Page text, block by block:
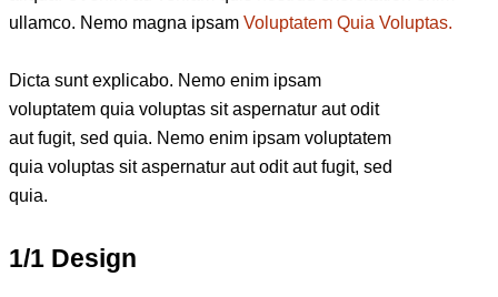
ullamco. Nemo magna ipsam Voluptatem Quia Voluptas.
Dicta sunt explicabo. Nemo enim ipsam
voluptatem quia voluptas sit aspernatur aut odit
aut fugit, sed quia. Nemo enim ipsam voluptatem
quia voluptas sit aspernatur aut odit aut fugit, sed
quia.
1/1 Design